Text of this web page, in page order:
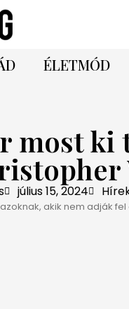
ÉLETMÓD
most ki
július 15, 2024
akik nem adják